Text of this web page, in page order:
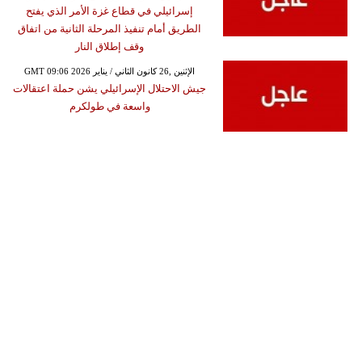
إسرائيلي في قطاع غزة الأمر الذي يفتح
الطريق أمام تنفيذ المرحلة الثانية من اتفاق
وقف إطلاق النار
GMT 09:06 2026 الإثنين ,26 كانون الثاني / يناير
جيش الاحتلال الإسرائيلي يشن حملة اعتقالات
واسعة في طولكرم